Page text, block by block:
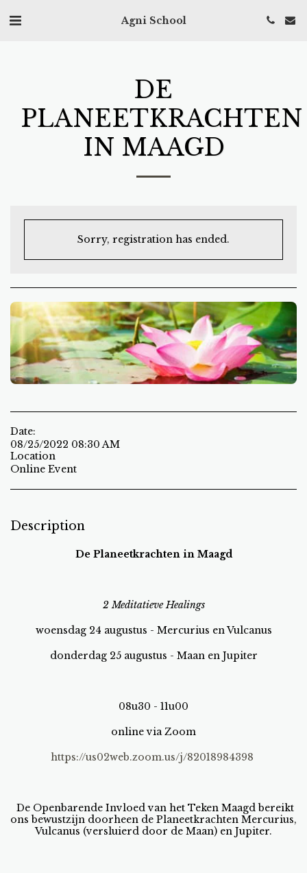
Agni School
DE
PLANEETKRACHTEN
IN MAAGD
Sorry, registration has ended.
Date:
08/25/2022 08:30 AM
Location
Online Event
Description
De Planeetkrachten in Maagd
2 Meditatieve Healings
woensdag 24 augustus - Mercurius en Vulcanus
donderdag 25 augustus - Maan en Jupiter
08u30 - 11u00
online via Zoom
https://us02web.zoom.us/j/82018984398
De Openbarende Invloed van het Teken Maagd bereikt
ons bewustzijn doorheen de Planeetkrachten Mercurius,
Vulcanus (versluierd door de Maan) en Jupiter.